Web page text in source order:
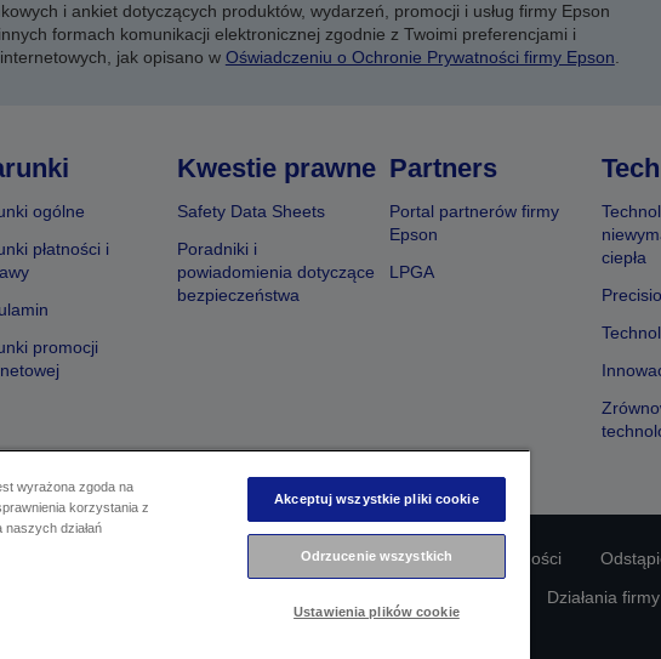
i ankiet dotyczących produktów, wydarzeń, promocji i usług firmy Epson
formach komunikacji elektronicznej zgodnie z Twoimi preferencjami i
jak opisano w Oświadczeniu o Ochronie Prywatności firmy Epson
ogólne
płatności i
promocji
Kwestie prawne
Safety Data Sheets
Poradniki i
powiadomienia dotyczące
bezpieczeństwa
Partners
Portal partnerów firmy
Epson
LPGA
ciepła
Oświadczenie dotyczące prywatności
Działania
wyrażona zgoda na
korzystania z
działań
Akceptuj wszystkie pliki cookie
Odrzucenie wszystkich
Ustawienia plików cookie